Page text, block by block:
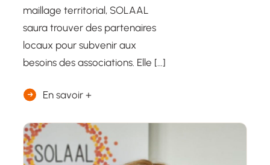
maillage territorial, SOLAAL
saura trouver des partenaires
locaux pour subvenir aux
besoins des associations. Elle […]
En savoir +